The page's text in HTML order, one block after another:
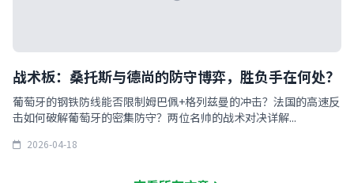
战术板：桑托斯与德尚的防守博弈，胜负手在何处？
葡萄牙的钢铁防线能否限制姆巴佩+格列兹曼的冲击？法国的高速反
击如何破解葡萄牙的密集防守？两位名帅的战术对决详解...
2026-04-18